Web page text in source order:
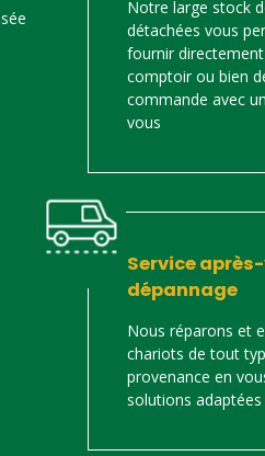
Notre large stock
détachées vous
fournir
comptoir ou bien
commande avec
vous
Service
dépannage
Nous réparons et
chariots de tout
provenance en
solutions adaptées